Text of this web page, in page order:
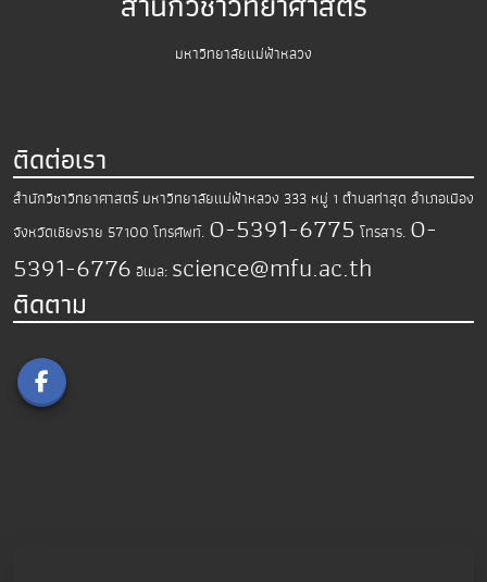
มหาวิทยาลัยแม่ฟ้าหลวง
ติดต่อเรา
สำนักวิชาวิทยาศาสตร์ มหาวิทยาลัยแม่ฟ้าหลวง 333 หมู่ 1 ตำบลท่าสุด อำเภอเมือง
จังหวัดเชียงราย 57100 โทรศัพท์. 0-5391-6775 โทรสาร. 0-
5391-6776 อีเมล: science@mfu.ac.th
ติดตาม